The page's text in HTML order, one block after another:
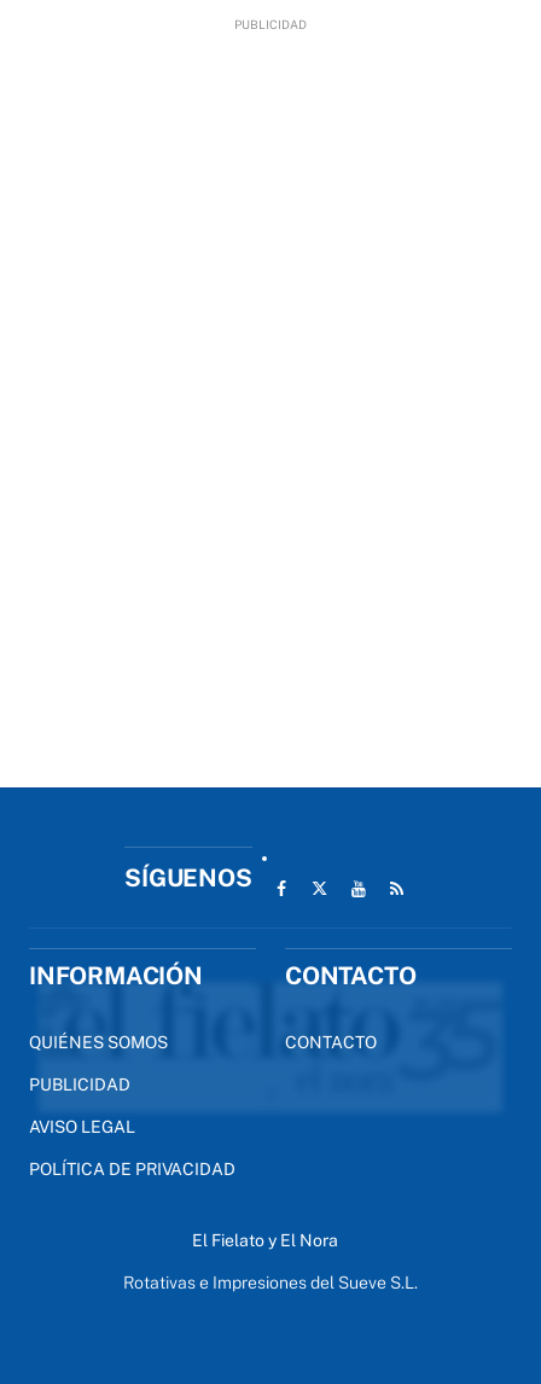
SÍGUENOS
INFORMACIÓN
QUIÉNES SOMOS
PUBLICIDAD
AVISO LEGAL
POLÍTICA DE PRIVACIDAD
CONTACTO
CONTACTO
El Fielato y El Nora
Rotativas e Impresiones del Sueve S.L.